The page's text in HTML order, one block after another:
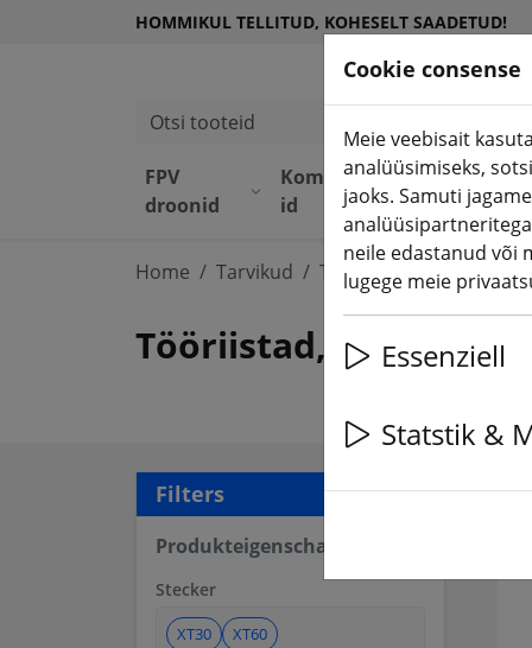
HOMMIKUL TELLITUD, KOHESELT SAADETUD!
Otsi tooteid
FPV
droonid
Komponend
id
Seadme
d
Home Tarvikud Tööriistad
Tööriistad, liim ja
Filters
Produkteigenschaften
Stecker
XT30 XT60
Cookie consense
Meie veebisait
analüüsimiseks,
jaoks. Samuti
neile edastanud või
lugege meie
Essenziell
Statstik &